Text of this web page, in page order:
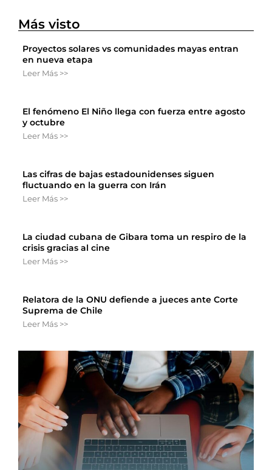
Más visto
Proyectos solares vs comunidades mayas entran
en nueva etapa
Leer Más >>
El fenómeno El Niño llega con fuerza entre agosto
y octubre
Leer Más >>
Las cifras de bajas estadounidenses siguen
fluctuando en la guerra con Irán
Leer Más >>
La ciudad cubana de Gibara toma un respiro de la
crisis gracias al cine
Leer Más >>
Relatora de la ONU defiende a jueces ante Corte
Suprema de Chile
Leer Más >>